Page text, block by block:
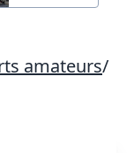
amateurs/